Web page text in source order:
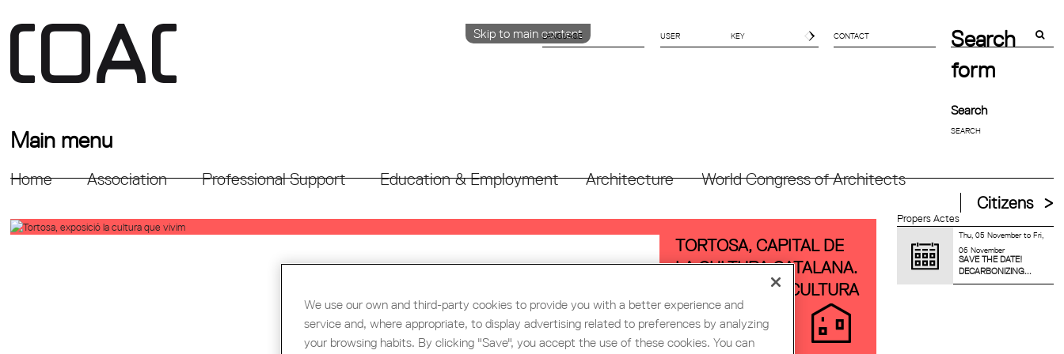
Skip to main content
LANGUAGE CONTACT
Search
form
Search
Main menu
Home Association Professional Support Education & Employment Architecture
World Congress of Architects
Citizens
Propers Actes
Thu, 05 NovembertoFri,
06 November
SAVE THE DATE!
DECARBONIZING...
TORTOSA, CAPITAL DE
LA CULTURA CATALANA.
EXPOSICIÓ: LA CULTURA
QUE VIVIM!
We use our own and third-party cookies to provide you with a better experience and
service and, where appropriate, to display advertising related to preferences by analyzing
your browsing habits. By clicking "Save", you accept the use of these cookies. You can